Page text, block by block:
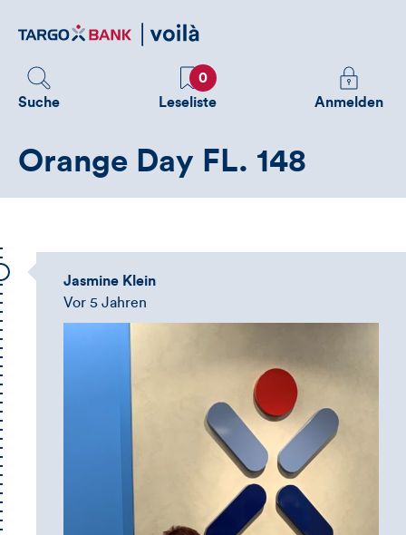
zum
Suche
Favoriten
0
Leseliste
Melden
Sie
Anmelden
Orange Day FL. 148
Jasmine Klein
Vor 5 Jahren